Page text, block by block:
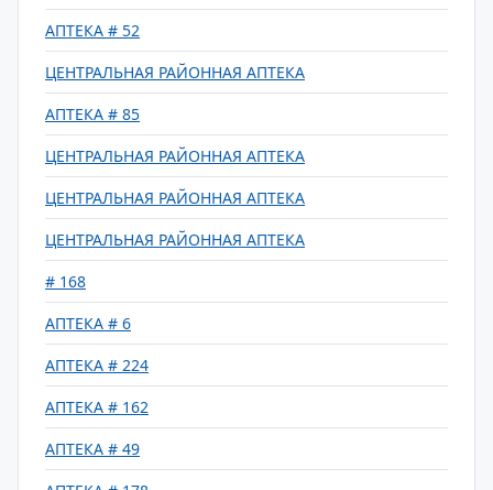
АПТЕКА # 52
ЦЕНТРАЛЬНАЯ РАЙОННАЯ АПТЕКА
АПТЕКА # 85
ЦЕНТРАЛЬНАЯ РАЙОННАЯ АПТЕКА
ЦЕНТРАЛЬНАЯ РАЙОННАЯ АПТЕКА
ЦЕНТРАЛЬНАЯ РАЙОННАЯ АПТЕКА
# 168
АПТЕКА # 6
АПТЕКА # 224
АПТЕКА # 162
АПТЕКА # 49